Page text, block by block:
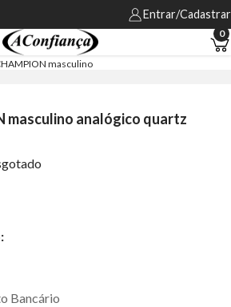
Entrar/Cadastrar
0
masculino
masculino analógico quartz
Bancário